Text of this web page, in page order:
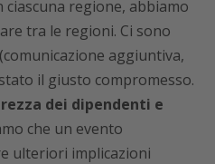
regione, abbiamo
tra le regioni. Ci sono
aggiuntiva,
il giusto compromesso.
dei dipendenti e
che un evento
ulteriori implicazioni